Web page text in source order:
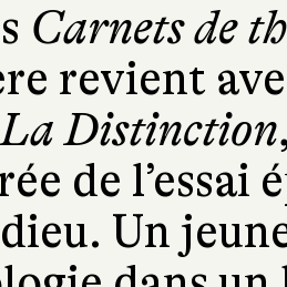
Carnets de
revient
La Distinction
de l’essai
Un